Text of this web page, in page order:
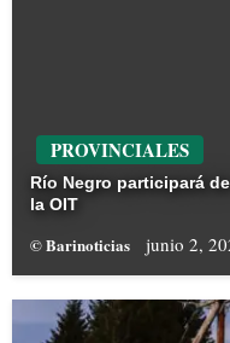
PROVINCIALES
Río Negro participará
la OIT
© Barinoticias junio 2,